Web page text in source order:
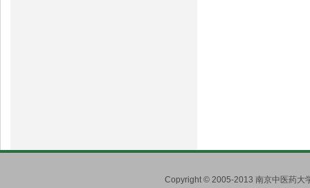
Copyright © 2005-2013 南京中医药大